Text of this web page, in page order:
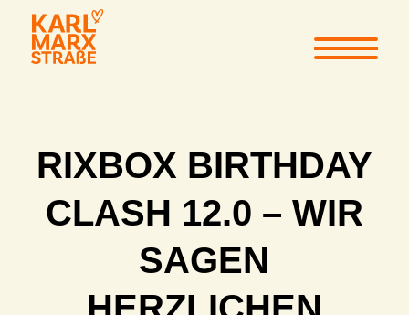
RIXBOX BIRTHDAY
CLASH 12.0 – WIR
SAGEN